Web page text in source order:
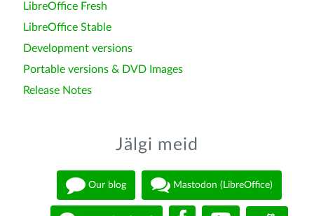
LibreOffice Fresh
LibreOffice Stable
Development versions
Portable versions & DVD Images
Release Notes
Jälgi meid
Our blog Mastodon (LibreOffice)